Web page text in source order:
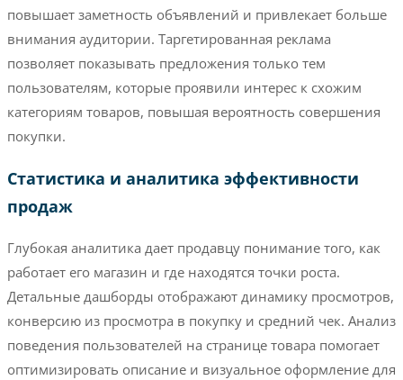
повышает заметность объявлений и привлекает больше
внимания аудитории. Таргетированная реклама
позволяет показывать предложения только тем
пользователям, которые проявили интерес к схожим
категориям товаров, повышая вероятность совершения
покупки.
Статистика и аналитика эффективности
продаж
Глубокая аналитика дает продавцу понимание того, как
работает его магазин и где находятся точки роста.
Детальные дашборды отображают динамику просмотров,
конверсию из просмотра в покупку и средний чек. Анализ
поведения пользователей на странице товара помогает
оптимизировать описание и визуальное оформление для